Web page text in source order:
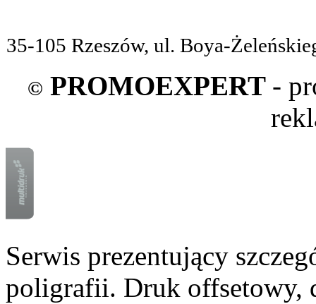
35-105 Rzeszów, ul. Boya-
© PROMOEXPERT -
Serwis prezentujący
poligrafii. Druk offsetowy,